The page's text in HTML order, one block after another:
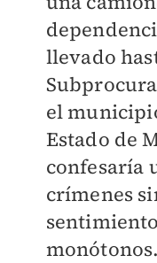
llevado
el
Estado de
confesaría
crímenes
monótonos.